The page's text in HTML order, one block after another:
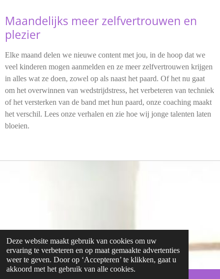
Deze website maakt gebruik van cookies om uw
ervaring te verbeteren en op maat gemaakte advertenties
weer te geven. Door op ‘Accepteren’ te klikken, gaat u
akkoord met het gebruik van alle cookies.
Maandelijks meer zelfvertrouwen en
plezier
Elke maand delen we nieuwe content met jou, in de hoop dat we
veel kinderen mogen aanmelden en ze meer zelfvertrouwen krijgen
in alles wat ze doen, zowel op als naast het paard. Of het nu gaat
om het overwinnen van wedstrijdstress, het verbeteren van techniek
of het versterken van de band met hun paard, onze coaching maakt
het verschil. Lees onze verhalen en zie hoe wij jonge talenten laten
bloeien.